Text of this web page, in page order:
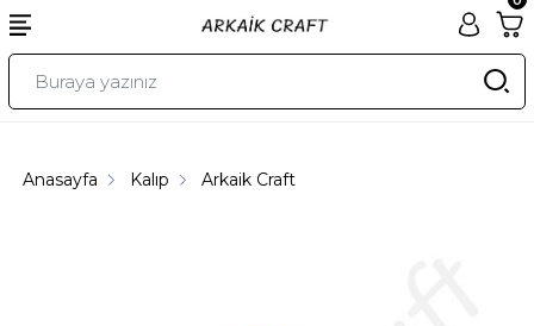
Anasayfa Kalıp Arkaik Craft